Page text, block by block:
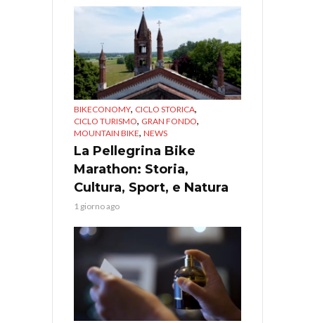
BIKECONOMY, CICLO STORICA,
CICLO TURISMO, GRAN FONDO,
MOUNTAIN BIKE, NEWS
La Pellegrina Bike
Marathon: Storia,
Cultura, Sport, e Natura
1 giorno ago